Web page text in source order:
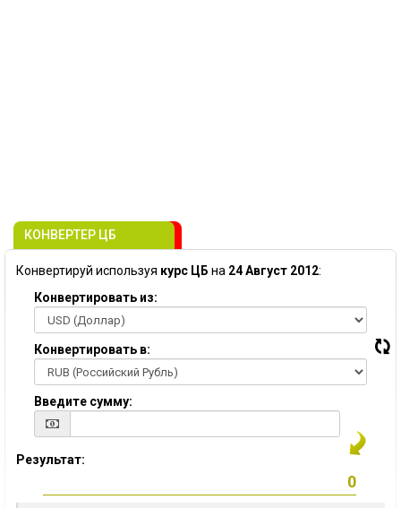
КОНВЕРТЕР ЦБ
Конвертируй используя курс ЦБ на 24 Август 2012:
Конвертировать из:
Конвертировать в:
Введите сумму:
Результат: